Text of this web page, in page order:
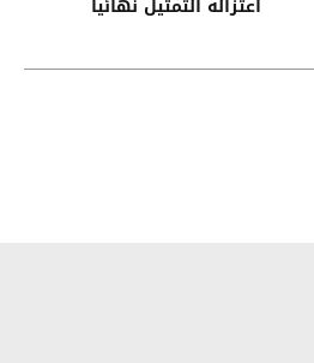
اعتزاله التمثيل نهائيا